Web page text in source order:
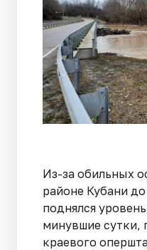
Из-за обильных
районе Кубани
поднялся
минувшие сутки,
краевого